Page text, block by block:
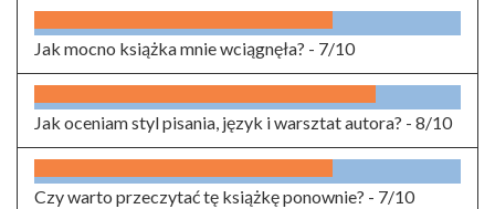
Jak mocno książka mnie wciągnęła? - 7/10
Jak oceniam styl pisania, język i warsztat autora? - 8/10
Czy warto przeczytać tę książkę ponownie? - 7/10